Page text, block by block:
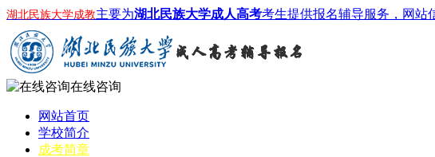
湖北民族大学成教主要为湖北民族大学成人高考考生提供报名辅导服务，网站
在线咨询
网站首页
学校简介
成考简章